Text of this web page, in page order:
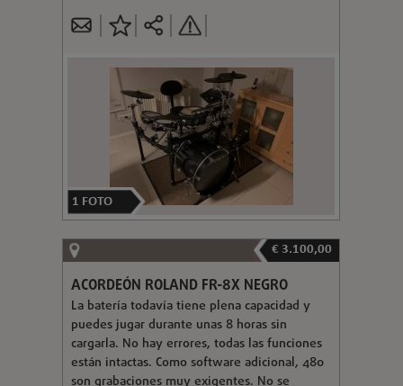
1 FOTO
€ 3.100,00
ACORDEÓN ROLAND FR-8X NEGRO
La batería todavía tiene plena capacidad y
puedes jugar durante unas 8 horas sin
cargarla. No hay errores, todas las funciones
están intactas. Como software adicional, 480
son grabaciones muy exigentes. No se